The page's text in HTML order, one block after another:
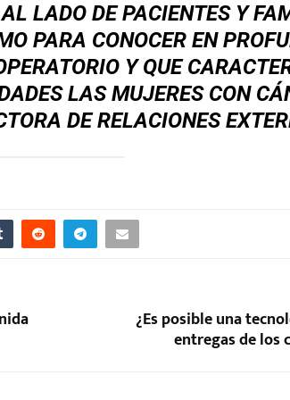
LADO DE PACIENTES Y
PARA CONOCER EN
Y QUE
LAS MUJERES CON
DE RELACIONES
¿Es posible una
entregas de los